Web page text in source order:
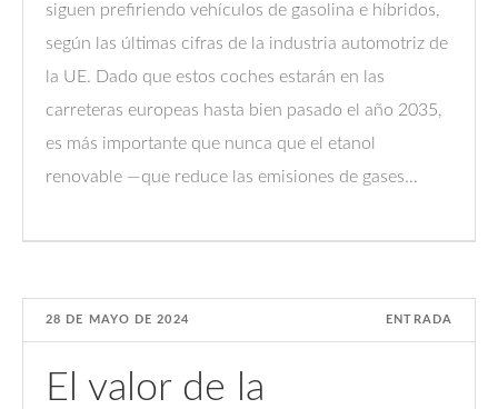
siguen prefiriendo vehículos de gasolina e híbridos,
según las últimas cifras de la industria automotriz de
la UE. Dado que estos coches estarán en las
carreteras europeas hasta bien pasado el año 2035,
es más importante que nunca que el etanol
renovable —que reduce las emisiones de gases...
28 DE MAYO DE 2024 ENTRADA
El valor de la